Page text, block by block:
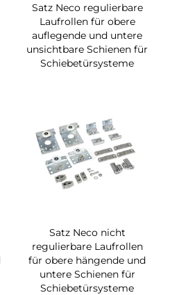
Satz Neco regulierbare
Laufrollen für obere
auflegende und untere
unsichtbare Schienen für
Schiebetürsysteme
Satz Neco nicht
regulierbare Laufrollen
für obere hängende und
untere Schienen für
Schiebetürsysteme